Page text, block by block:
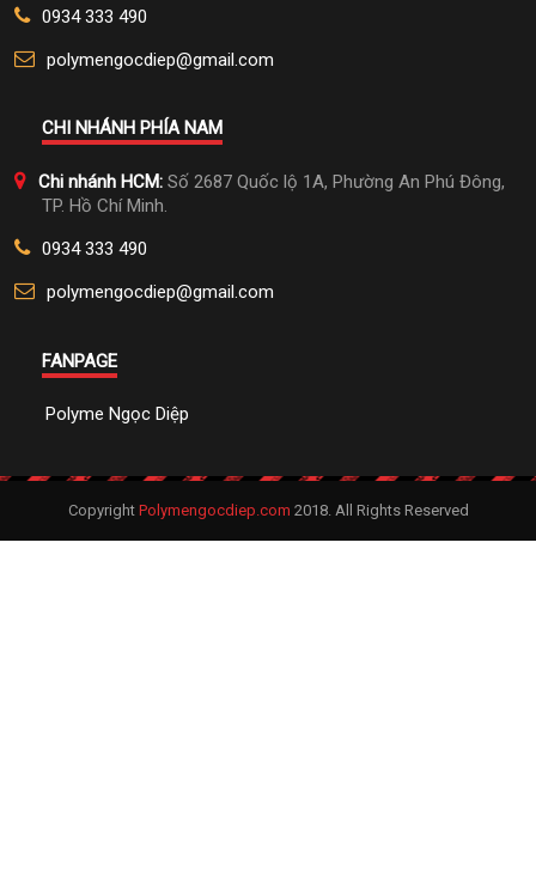
0934 333 490
polymengocdiep@gmail.com
CHI NHÁNH PHÍA NAM
Chi nhánh HCM: Số 2687 Quốc lộ 1A, Phường An Phú Đông,
TP. Hồ Chí Minh.
0934 333 490
polymengocdiep@gmail.com
FANPAGE
Polyme Ngọc Diệp
Copyright Polymengocdiep.com 2018. All Rights Reserved